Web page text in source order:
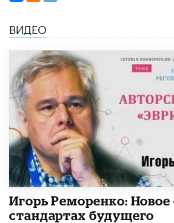
ВИДЕО
Игорь Реморенко:
стандартах будущего